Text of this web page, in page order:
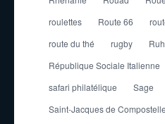
roulettes
Route 66
route du thé
rugby
République Sociale Italienne
safari philatélique
Sage
Saint-Jacques de Compostelle